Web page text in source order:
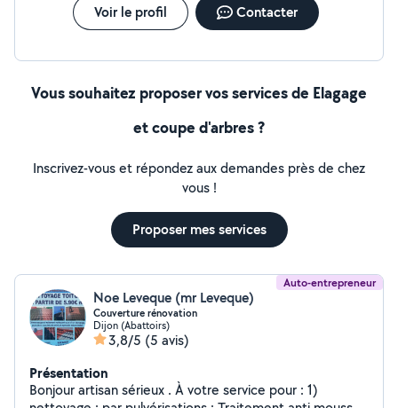
Voir le profil Contacter
Vous souhaitez proposer vos services de Elagage
et coupe d'arbres ?
Inscrivez-vous et répondez aux demandes près de chez
vous !
Proposer mes services
Auto-entrepreneur
Noe Leveque (mr Leveque)
Couverture rénovation
Dijon (Abattoirs)
3,8/5 (5 avis)
Présentation
Bonjour artisan sérieux . À votre service pour : 1)